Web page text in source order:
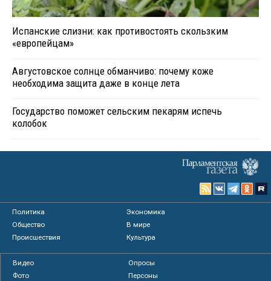
Испанские слизни: как противостоять скользким
«европейцам»
Августовское солнце обманчиво: почему коже
необходима защита даже в конце лета
Государство поможет сельским пекарям испечь
колобок
Политика
Экономика
Общество
В мире
Происшествия
Культура
Видео
Опросы
Фото
Персоны